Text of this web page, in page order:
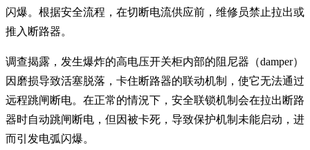
闪爆。根据安全流程，在切断电流供应前，维修员禁止拉出或
推入断路器。
调查揭露，发生爆炸的高电压开关柜内部的阻尼器（damper）
因磨损导致活塞脱落，卡住断路器的联动机制，使它无法通过
远程跳闸断电。在正常的情況下，安全联锁机制会在拉出断路
器时自动跳闸断电，但因被卡死，导致保护机制未能启动，进
而引发电弧闪爆。